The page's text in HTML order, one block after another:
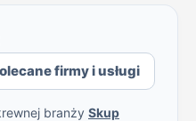
firmy i usługi
branży Skup